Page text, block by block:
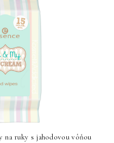
na ruky s jahodovou vôňou